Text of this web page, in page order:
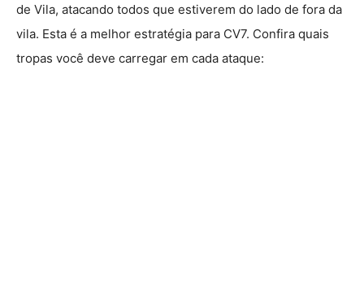
de Vila, atacando todos que estiverem do lado de fora da
vila. Esta é a melhor estratégia para CV7. Confira quais
tropas você deve carregar em cada ataque: